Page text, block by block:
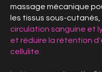
massage mécanique
les tissus sous-cutanés,
circulation sanguine et
et réduire la rétention
cellulite.